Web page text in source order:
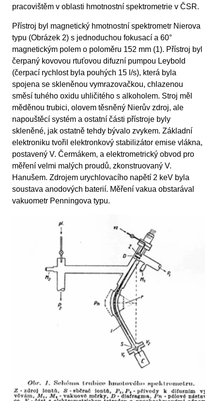
pracovištěm v oblasti hmotnostní spektrometrie v ČSR.
Přístroj byl magnetický hmotnostní spektrometr Nierova
typu (Obrázek 2) s jednoduchou fokusací a 60°
magnetickým polem o poloměru 152 mm (1). Přístroj byl
čerpaný kovovou rtuťovou difuzní pumpou Leybold
(čerpací rychlost byla pouhých 15 l/s), která byla
spojena se skleněnou vymrazovačkou, chlazenou
směsí tuhého oxidu uhličitého s alkoholem. Stroj měl
měděnou trubici, olovem těsněný Nierův zdroj, ale
napouštěcí systém a ostatní části přístroje byly
skleněné, jak ostatně tehdy bývalo zvykem. Základní
elektroniku tvořil elektronkový stabilizátor emise vlákna,
postavený V. Čermákem, a elektrometrický obvod pro
měření velmi malých proudů, zkonstruovaný V.
Hanušem. Zdrojem urychlovacího napětí 2 keV byla
soustava anodových baterií. Měření vakua obstarával
vakuometr Penningova typu.